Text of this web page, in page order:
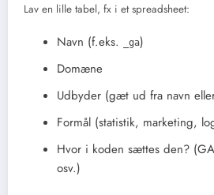
Lav en lille tabel, fx i et spreadsheet:
Navn (f.eks. _ga)
Domæne
Udbyder (gæt ud fra navn
Formål (statistik, marketing,
Hvor i koden sættes den?
osv.)